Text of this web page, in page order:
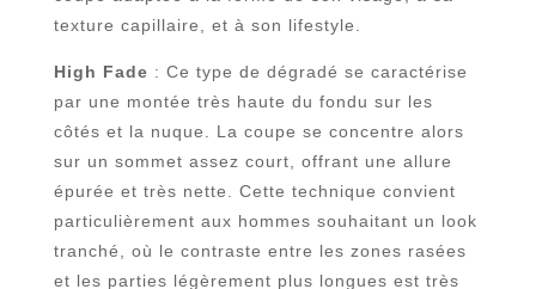
texture capillaire, et à son lifestyle.
High Fade : Ce type de dégradé se caractérise
par une montée très haute du fondu sur les
côtés et la nuque. La coupe se concentre alors
sur un sommet assez court, offrant une allure
épurée et très nette. Cette technique convient
particulièrement aux hommes souhaitant un look
tranché, où le contraste entre les zones rasées
et les parties légèrement plus longues est très